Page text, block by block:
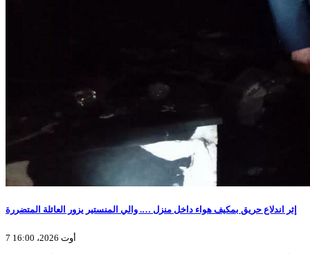
إثر اندلاع حريق بمكيف هواء داخل منزل …. والي المنستير يزور العائلة المتضررة
7 أوت 2026، 16:00